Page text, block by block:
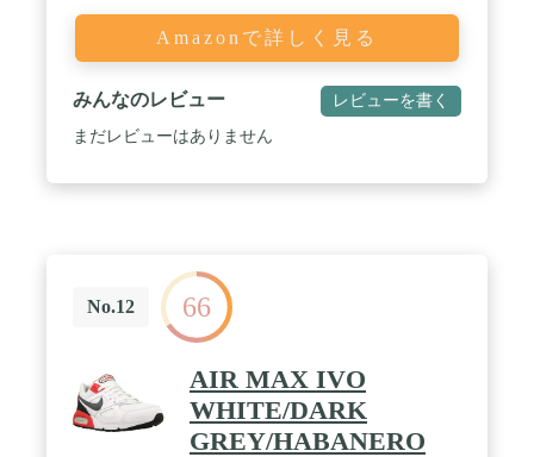
Amazonで詳しく見る
みんなのレビュー レビューを書く
まだレビューはありません
No.12 66
AIR MAX IVO
WHITE/DARK
GREY/HABANERO